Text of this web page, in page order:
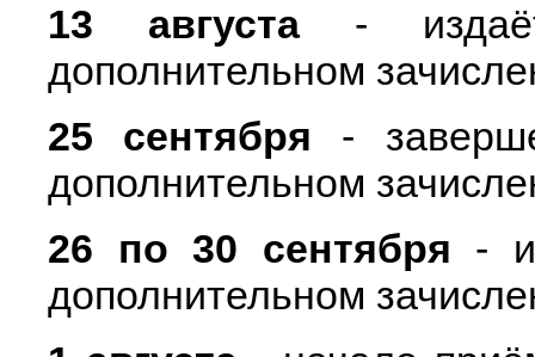
13 августа-
дополнительном
25 сентября -
дополнительном
26 по 30 сентября -
дополнительном